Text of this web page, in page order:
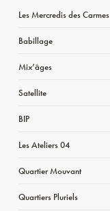
Les Mercredis des Carmes
Babillage
Mix’âges
Satellite
BIP
Les Ateliers 04
Quartier Mouvant
Quartiers Pluriels